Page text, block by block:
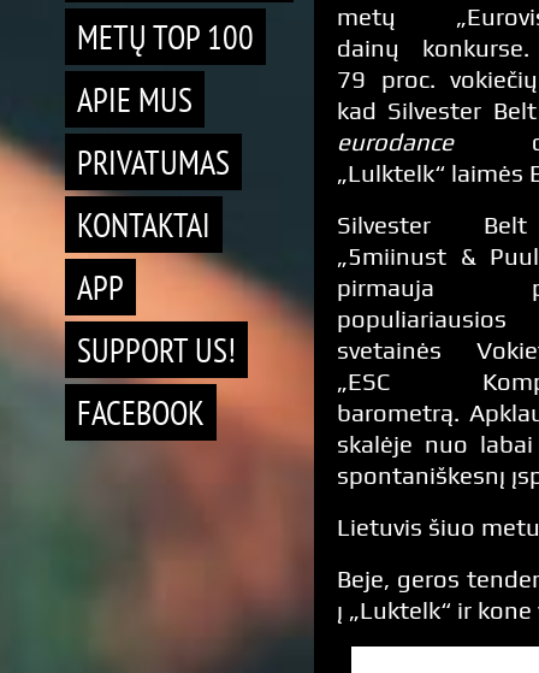
METŲ TOP 100
APIE MUS
PRIVATUMAS
KONTAKTAI
APP
SUPPORT US!
FACEBOOK
metų
dainų
79 proc.
kad Silvester
eurodance
„Lulktelk“ laimės
Silvester
„5miinust &
pirmauja
populiariausios
svetainės
„ESC
barometrą.
skalėje nuo
spontaniškesnį
Lietuvis šiuo
Beje, geros
į „Luktelk“ ir